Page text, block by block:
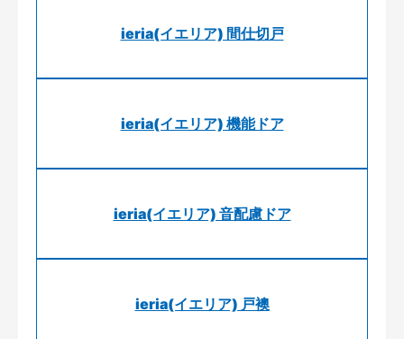
ieria(イエリア) 間仕切戸
ieria(イエリア) 機能ドア
ieria(イエリア) 音配慮ドア
ieria(イエリア) 戸襖